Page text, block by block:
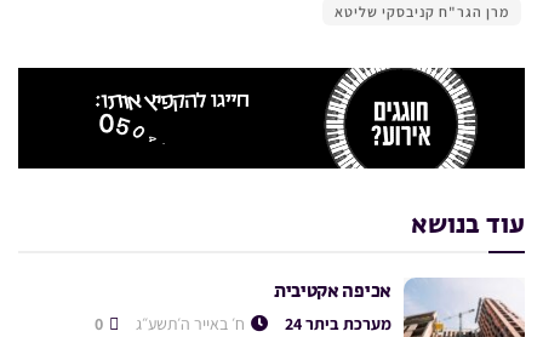
מרן הגר"ח קניבסקי שליטא
עוד בנושא
אכיפה אקטיבית
מערכת ביתר 24 ח׳ באייר ה׳תשע״ג